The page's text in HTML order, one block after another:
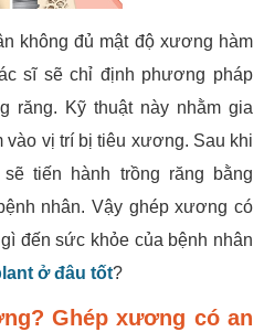
không đủ mật độ xương hàm
sĩ sẽ chỉ định phương pháp
răng. Kỹ thuật này nhằm gia
vào vị trí bị tiêu xương. Sau khi
tiến hành trồng răng bằng
nhân. Vậy ghép xương có
đến sức khỏe của bệnh nhân
ở đâu tốt?
Ghép xương có an